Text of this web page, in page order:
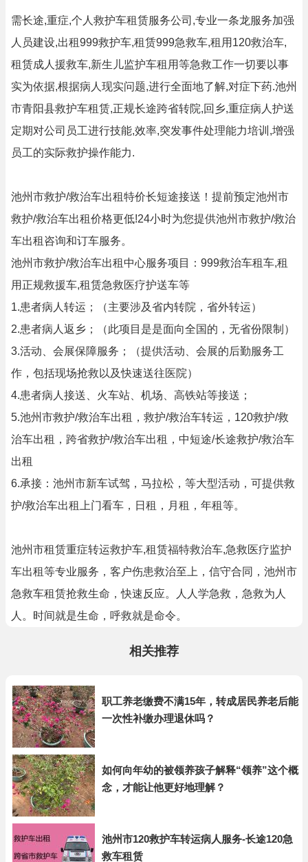
需长途,重症,个人救护车租赁服务公司,专业一条龙服务加强
人员建设,出租999救护车,租赁999急救车,租用120救治车,
租赁成人援救车,新生儿监护车租用等急救工作一切要以事
实为依据,根据病人现实问题,进行全面地了解,对症下药.池州
市青阳县救护车租赁,正规长途跨省转院,回乡,重症病人护送
定期对公司员工进行技能,效率,突发事件处理能力培训,增强
员工的实际救护操作能力.
池州市救护/救治车出租特价长短途接送！提前预定池州市
救护/救治车出租价格更低!24小时为您提供池州市救护/救治
车出租咨询和订车服务。
池州市救护/救治车出租中心服务项目：999救治车租车,租
用正规救援车,租赁急救医疗护送车等
1.患者病人转运；（主要涉及省内转院，省外转运）
2.患者病人返乡；（此项目是是面向全国的，无省份限制）
3.活动、会展保障服务；（提供活动、会展的后勤服务工
作，包括现场抢救以及快速送往医院）
4.患者病人接送、火车站、机场、高铁站等接送；
5.池州市救护/救治车出租，救护/救治车转运，120救护/救
治车出租，跨省救护/救治车出租，中短途/长途救护/救治车
出租
6.承接：池州市新车试驾，马拉松，等大型活动，可提供救
护/救治车出租上门看车，日租，月租，年租等。
池州市租赁重症转运救护车,租赁福特救治车,急救医疗监护
车出租等专业服务，客户伤患救治至上，信守合同，池州市
急救车租赁抢救生命，快速反应。人人学急救，急救为人
人。时间就是生命，呼救就是命令。
相关推荐
职工养老缴费不满15年，转成居民养老后能
一次性补缴办理退休吗？
如何向年幼的被领养孩子解释“领养”这个概
念，才能让他更好地理解？
池州市120救护车转运病人服务-长途120急
救车租赁